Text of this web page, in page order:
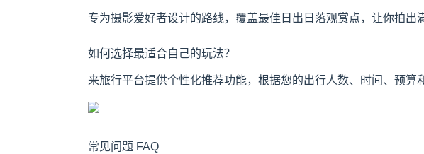
专为摄影爱好者设计的路线，覆盖最佳日出日落观赏点，让你拍出
如何选择最适合自己的玩法？
来旅行平台提供个性化推荐功能，根据您的出行人数、时间、预
常见问题 FAQ